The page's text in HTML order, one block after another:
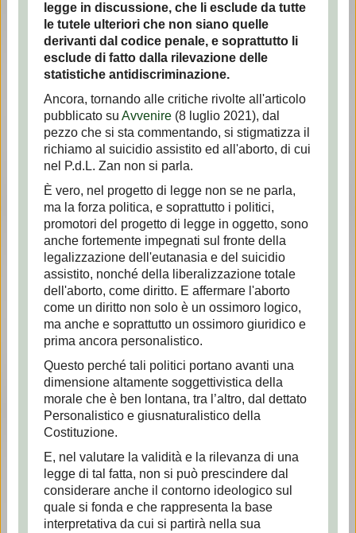
legge in discussione, che li esclude da tutte
le tutele ulteriori che non siano quelle
derivanti dal codice penale, e soprattutto li
esclude di fatto dalla rilevazione delle
statistiche antidiscriminazione.
Ancora, tornando alle critiche rivolte all'articolo
pubblicato su Avvenire(8 luglio 2021), dal
pezzo che si sta commentando, si stigmatizza il
richiamo al suicidio assistito ed all'aborto, di cui
nel P.d.L. Zan non si parla.
È vero, nel progetto di legge non se ne parla,
ma la forza politica, e soprattutto i politici,
promotori del progetto di legge in oggetto, sono
anche fortemente impegnati sul fronte della
legalizzazione dell'eutanasia e del suicidio
assistito, nonché della liberalizzazione totale
dell'aborto, come diritto. E affermare l'aborto
come un diritto non solo è un ossimoro logico,
ma anche e soprattutto un ossimoro giuridico e
prima ancora personalistico.
Questo perché tali politici portano avanti una
dimensione altamente soggettivistica della
morale che è ben lontana, tra l’altro, dal dettato
Personalistico e giusnaturalistico della
Costituzione.
E, nel valutare la validità e la rilevanza di una
legge di tal fatta, non si può prescindere dal
considerare anche il contorno ideologico sul
quale si fonda e che rappresenta la base
interpretativa da cui si partirà nella sua